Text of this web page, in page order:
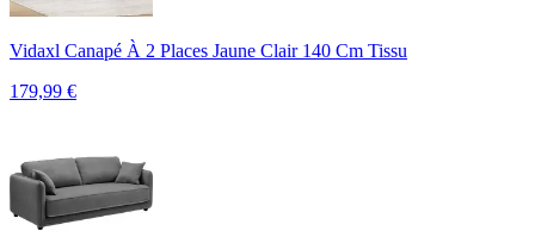
Vidaxl Canapé À 2 Places Jaune Clair 140 Cm Tissu
179,99 €